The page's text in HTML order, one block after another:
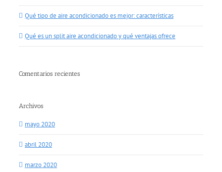
Qué tipo de aire acondicionado es mejor: características
Qué es un split aire acondicionado y qué ventajas ofrece
Comentarios recientes
Archivos
mayo 2020
abril 2020
marzo 2020